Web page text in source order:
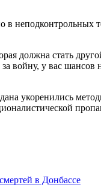
должна стать
войну, у вас
укоренились
в Донбассе